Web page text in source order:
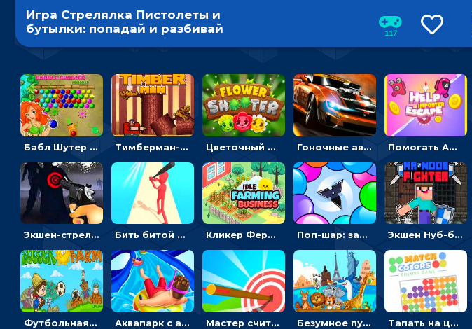
Игра Стрелялка Пистолеты и
бутылки: попадай и разбивай
117
Бабл Шутер в джунглях: стрелять шариками по цветным целям Тимберман-дровосек: меняй сторону и руби дерево Цветочный шутер: стрелять пчелками по цветам Гоночные авто в пазлах: разбей картинку и собери снова Помогать Амонг Ас бежать из комнаты через преграды - приключения
Экшен-стрелялка по зомби: целиться и попадать в бегущих монстров Бить битой по шарику, чтобы сбивать кубики с буквами на пути к финишу - 3D Кликер Фермерский бизнес: расти овощи, чтобы богатеть Поп-шар: запускать колючку, чтобы лопать воздушные шарики Экшен Нуб-боец: прыгать через препятствия или бить врагов мечом
Футбольная ферма: бей по мячу, чтобы забивать в ворота и ловить звезды Аквапарк с акулами: жми, чтобы лететь к финишу по волнам Мастер считать стрелы: увеличивать запас, чтобы поразить больше целей Безумное путешествие друзей по миру: собирать пазлы из фото с животными Тапать на цветные точки, чтобы взрывать одинаковые - три в ряд